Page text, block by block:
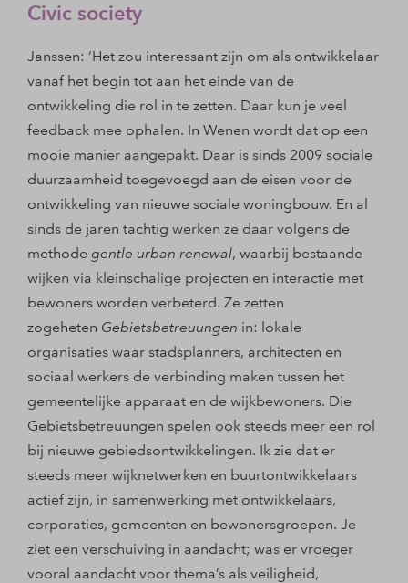
Civic society
Janssen: ‘Het zou interessant zijn om als ontwikkelaar
vanaf het begin tot aan het einde van de
ontwikkeling die rol in te zetten. Daar kun je veel
feedback mee ophalen. In Wenen wordt dat op een
mooie manier aangepakt. Daar is sinds 2009 sociale
duurzaamheid toegevoegd aan de eisen voor de
ontwikkeling van nieuwe sociale woningbouw. En al
sinds de jaren tachtig werken ze daar volgens de
methode gentle urban renewal, waarbij bestaande
wijken via kleinschalige projecten en interactie met
bewoners worden verbeterd. Ze zetten
zogeheten Gebietsbetreuungen in: lokale
organisaties waar stadsplanners, architecten en
sociaal werkers de verbinding maken tussen het
gemeentelijke apparaat en de wijkbewoners. Die
Gebietsbetreuungen spelen ook steeds meer een rol
bij nieuwe gebiedsontwikkelingen. Ik zie dat er
steeds meer wijknetwerken en buurtontwikkelaars
actief zijn, in samenwerking met ontwikkelaars,
corporaties, gemeenten en bewonersgroepen. Je
ziet een verschuiving in aandacht; was er vroeger
vooral aandacht voor thema’s als veiligheid,